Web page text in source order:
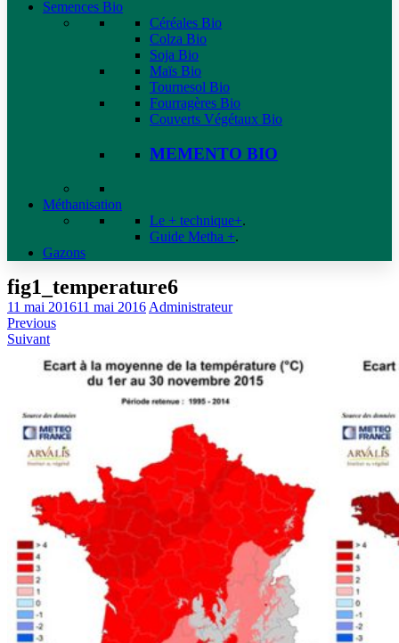
Semences Bio
Céréales Bio
Colza Bio
Soja Bio
Maïs Bio
Tournesol Bio
Fourragères Bio
Couverts Végétaux Bio
MEMENTO BIO
Méthanisation
Le + technique+.
Guide Metha +.
Gazons
fig1_temperature6
11 mai 201611 mai 2016 Administrateur
Previous
Suivant